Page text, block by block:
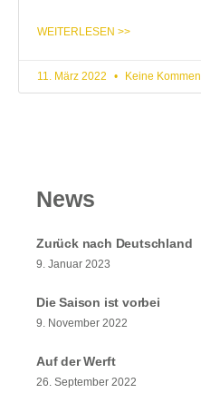
WEITERLESEN >>
11. März 2022 Keine
News
Zurück nach Deutschland
9. Januar 2023
Die Saison ist vorbei
9. November 2022
Auf der Werft
26. September 2022